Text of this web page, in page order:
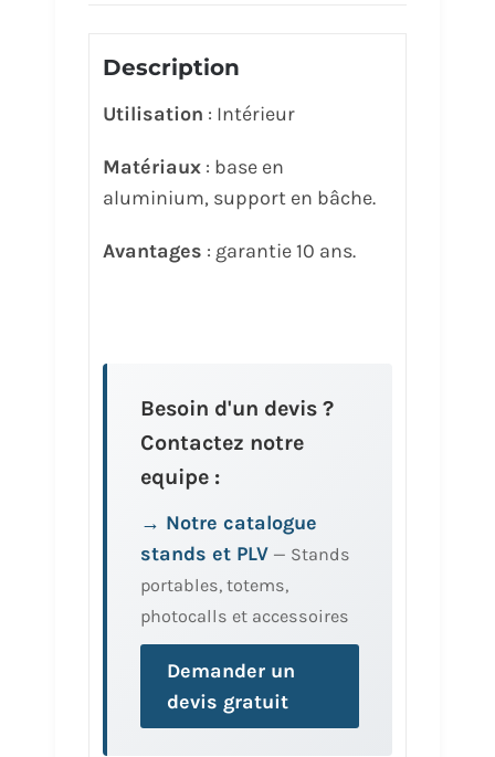
Description
Utilisation : Intérieur
Matériaux: base en
aluminium, support en bâche.
Avantages : garantie 10 ans.
Besoin d'un devis ?
Contactez notre
equipe :
→ Notre catalogue
stands et PLV — Stands
portables, totems,
photocalls et accessoires
Demander un
devis gratuit